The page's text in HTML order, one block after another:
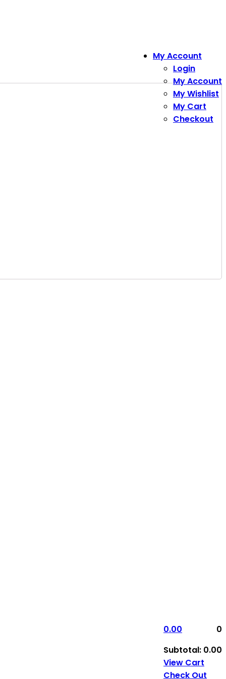
My Account
Login
My Account
My Wishlist
My Cart
Checkout
0.00
0
Subtotal: 0.00
View Cart
Check Out